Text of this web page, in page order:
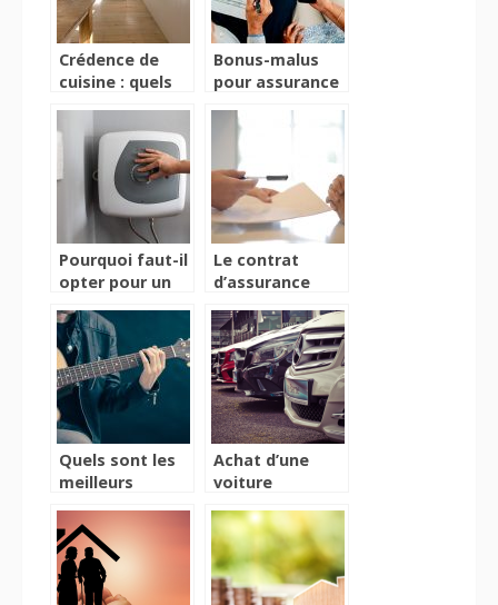
Crédence de
cuisine : quels
modèles
tendances ?
Bonus-malus
pour assurance
fonctionnement
et calcul
Pourquoi faut-il
opter pour un
électrique ?
Le contrat
d’assurance
il savoir sur les
formules de
garanties
proposées ?
Quels sont les
meilleurs
pour
commencer la
musique ?
Achat d’une
voiture
Quelles sont les
principales
procédures à
suivre ?